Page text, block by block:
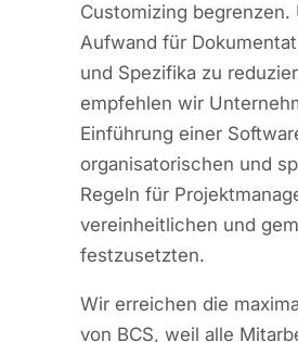
Customizing begrenzen.
Aufwand für
und Spezifika zu
empfehlen wir
Einführung einer
organisatorischen und
Regeln für
vereinheitlichen und
festzusetzten.
Wir erreichen die
von BCS, weil alle